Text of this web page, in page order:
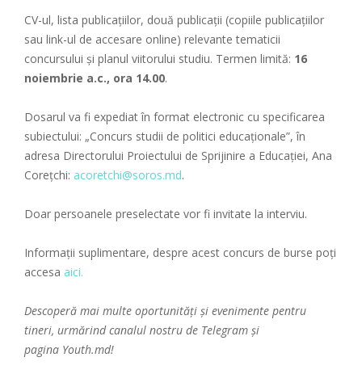
CV-ul, lista publicațiilor, două publicații (copiile publicațiilor
sau link-ul de accesare online) relevante tematicii
concursului și planul viitorului studiu. Termen limită: 16
noiembrie a.c., ora 14.00.
Dosarul va fi expediat în format electronic cu specificarea
subiectului: „Concurs studii de politici educaționale”, în
adresa Directorului Proiectului de Sprijinire a Educației, Ana
Corețchi: acoretchi@soros.md.
Doar persoanele preselectate vor fi invitate la interviu.
Informații suplimentare, despre acest concurs de burse poți
accesa aici.
Descoperă mai multe oportunități și evenimente pentru
tineri, urmărind canalul nostru de Telegram și
pagina Youth.md!